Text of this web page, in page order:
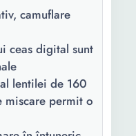
in mod
camuflare
ceas digital sunt
lentilei de 160
miscare permit o